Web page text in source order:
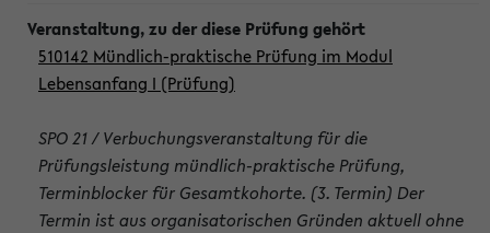
510142 Mündlich-praktische Prüfung im Modul
Lebensanfang I (Prüfung)
SPO 21 / Verbuchungsveranstaltung für die
Prüfungsleistung mündlich-praktische Prüfung,
Terminblocker für Gesamtkohorte. (3. Termin) Der
Termin ist aus organisatorischen Gründen aktuell ohne